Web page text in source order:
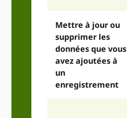
Mettre à jour ou
supprimer les
données que vous
avez ajoutées à
un
enregistrement